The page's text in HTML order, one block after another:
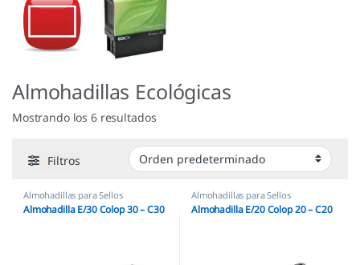
Almohadillas Ecológicas
Mostrando los 6 resultados
Filtros
Almohadillas para Sellos
Automáticos ,Almohadillas Colop,
Almohadillas Ecológicas
Almohadilla E/30 Colop 30 – C30
Almohadillas para Sellos
Automáticos ,Almohadillas Colop,
Almohadillas Ecológicas
Almohadilla E/20 Colop 20 – C20